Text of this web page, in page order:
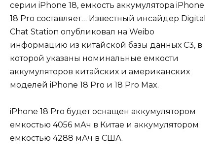
серии iPhone 18, емкость аккумулятора iPhone
18 Pro составляет… Известный инсайдер Digital
Chat Station опубликовал на Weibo
информацию из китайской базы данных C3, в
которой указаны номинальные емкости
аккумуляторов китайских и американских
моделей iPhone 18 Pro и 18 Pro Max.
iPhone 18 Pro будет оснащен аккумулятором
емкостью 4056 мАч в Китае и аккумулятором
емкостью 4288 мАч в США.